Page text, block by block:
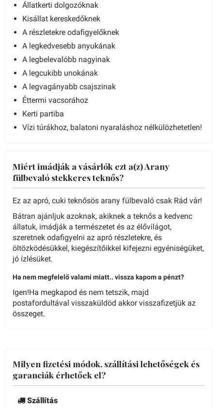
Állatkerti dolgozóknak
Kisállat kereskedőknek
A részletekre odafigyelőknek
A legkedvesebb anyukának
A legbelevalóbb nagyinak
A legcukibb unokának
A legvagányabb csajszinak
Éttermi vacsorához
Kerti partiba
Vízi túrákhoz, balatoni nyaraláshoz nélkülözhetetlen!
Miért imádják a vásárlók ezt a(z) Arany
fülbevaló stekkeres teknős?
Ez az apró, cuki teknősös arany fülbevaló csak Rád vár!
Bátran ajánljuk azoknak, akiknek a teknős a kedvenc
állatuk, imádják a természetet és az élővilágot,
szeretnek odafigyelni az apró részletekre, és
öltözködésükkel, kiegészítőikkel kifejezni egyéniségüket,
jó ízlésüket.
Ha nem megfelelő valami miatt.. vissza kapom a pénzt?
Igen!Ha megkapod és nem tetszik, majd
postafordultával visszaküldöd akkor visszafizetjük az
összeget.
Milyen fizetési módok, szállítási lehetőségek és
garanciák érhetőek el?
Szállítás